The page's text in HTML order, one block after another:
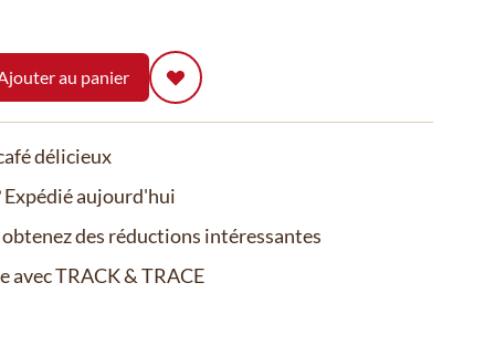
au panier
délicieux
Expédié aujourd'hui
des réductions intéressantes
avec TRACK & TRACE